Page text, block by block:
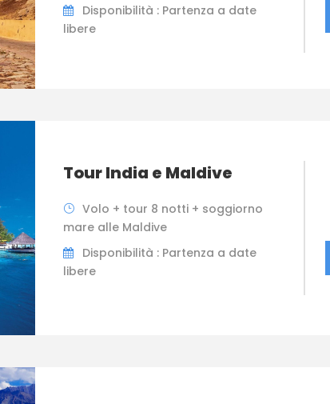
Disponibilità : Partenza a date
libere
Tour India e Maldive
Volo + tour 8 notti + soggiorno
mare alle Maldive
Disponibilità : Partenza a date
libere